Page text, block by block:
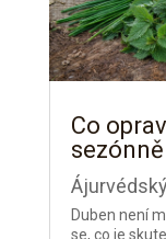
Co
Duben není
se, co je